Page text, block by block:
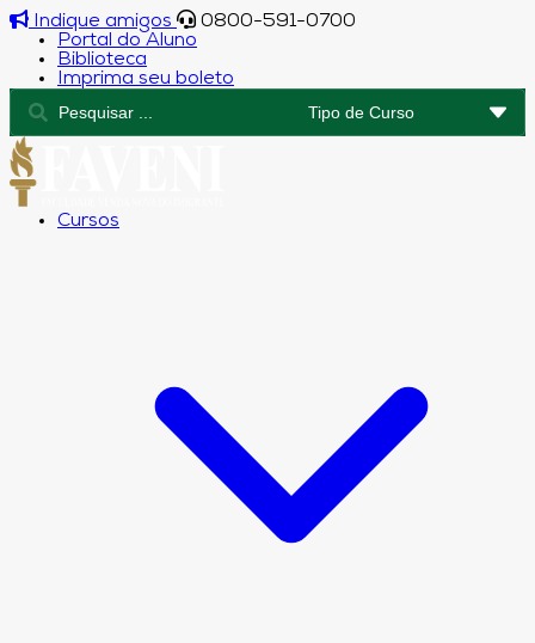
Indique amigos
0800-591-0700
Portal do Aluno
Biblioteca
Imprima seu boleto
Cursos